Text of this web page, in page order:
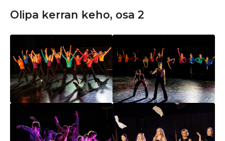
Olipa kerran keho, osa 2